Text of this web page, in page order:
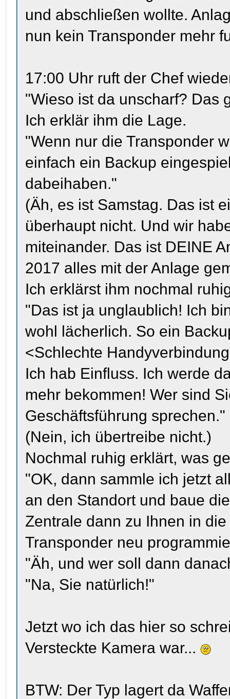
und abschließen wollte.
nun kein Transponder mehr
17:00 Uhr ruft der Chef
"Wieso ist da unscharf? Das
Ich erklär ihm die Lage.
"Wenn nur die Transponder
einfach ein Backup
dabeihaben."
(Äh, es ist Samstag. Das ist
überhaupt nicht. Und wir
miteinander. Das ist DEINE
2017 alles mit der Anlage
Ich erklärst ihm nochmal
"Das ist ja unglaublich! Ich
wohl lächerlich. So ein
<Schlechte
Ich hab Einfluss. Ich werde
mehr bekommen! Wer sind
Geschäftsführung sprechen."
(Nein, ich übertreibe nicht.)
Nochmal ruhig erklärt, was
"OK, dann sammle ich jetzt
an den Standort und baue
Zentrale dann zu Ihnen in
Transponder neu
"Äh, und wer soll dann
"Na, Sie natürlich!"
Jetzt wo ich das hier so
Versteckte Kamera war...
BTW: Der Typ lagert da